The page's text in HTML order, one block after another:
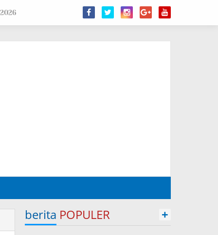
berita POPULER +